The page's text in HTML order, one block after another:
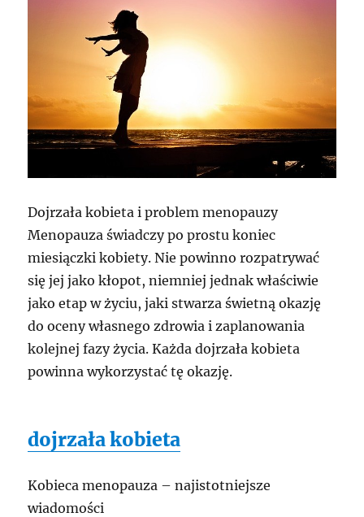
Dojrzała kobieta i problem menopauzy
Menopauza świadczy po prostu koniec
miesiączki kobiety. Nie powinno rozpatrywać
się jej jako kłopot, niemniej jednak właściwie
jako etap w życiu, jaki stwarza świetną okazję
do oceny własnego zdrowia i zaplanowania
kolejnej fazy życia. Każda dojrzała kobieta
powinna wykorzystać tę okazję.
dojrzała kobieta
Kobieca menopauza – najistotniejsze
wiadomości